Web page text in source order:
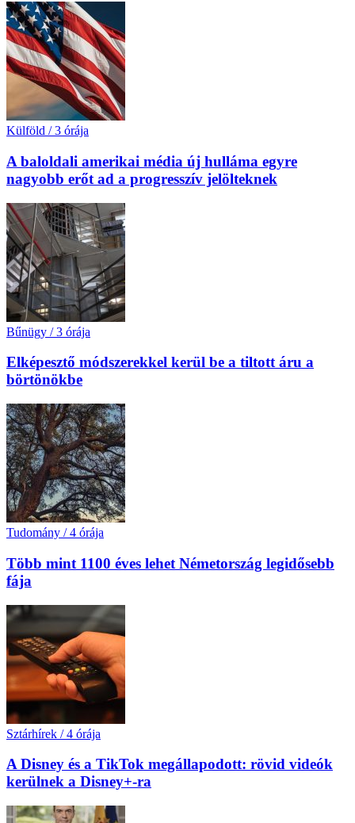
Külföld / 3 órája
A baloldali amerikai média új hulláma egyre
nagyobb erőt ad a progresszív jelölteknek
Bűnügy / 3 órája
Elképesztő módszerekkel kerül be a tiltott áru a
börtönökbe
Tudomány / 4 órája
Több mint 1100 éves lehet Németország legidősebb
fája
Sztárhírek / 4 órája
A Disney és a TikTok megállapodott: rövid videók
kerülnek a Disney+-ra